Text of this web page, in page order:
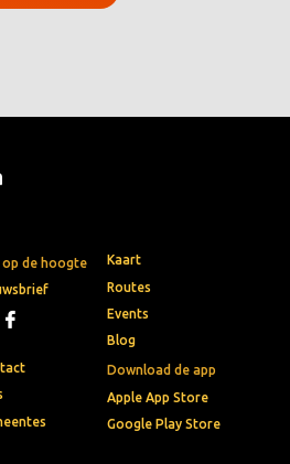
de hoogte
Download de app
Apple App Store
Google Play Store
Kaart
Routes
Events
Blog